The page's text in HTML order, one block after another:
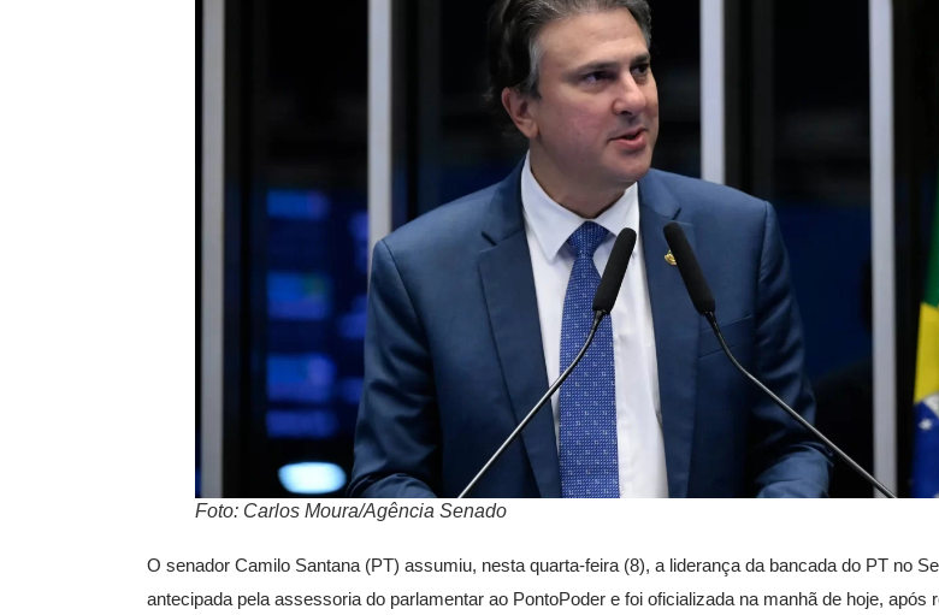
Foto: Carlos Moura/Agência Senado
O senador Camilo Santana (PT) assumiu, nesta quarta-feira (8), a liderança da bancada do PT no
antecipada pela assessoria do parlamentar ao PontoPoder e foi oficializada na manhã de hoje, após